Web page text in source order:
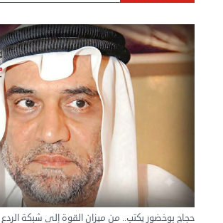
نقل عفش الكويت 50636444 فك وتركيب ايكيا محلي ...
الأحد 01 سبتمبر 2024 02:03 م
حجاج بوخضور يكتب.. من ميزان القوة إلى شبكة الردع